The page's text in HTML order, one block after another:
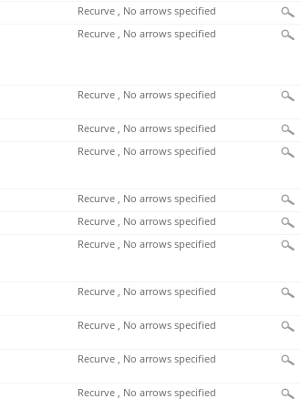
Recurve , No arrows specified
Recurve , No arrows specified
Recurve , No arrows specified
Recurve , No arrows specified
Recurve , No arrows specified
Recurve , No arrows specified
Recurve , No arrows specified
Recurve , No arrows specified
Recurve , No arrows specified
Recurve , No arrows specified
Recurve , No arrows specified
Recurve , No arrows specified